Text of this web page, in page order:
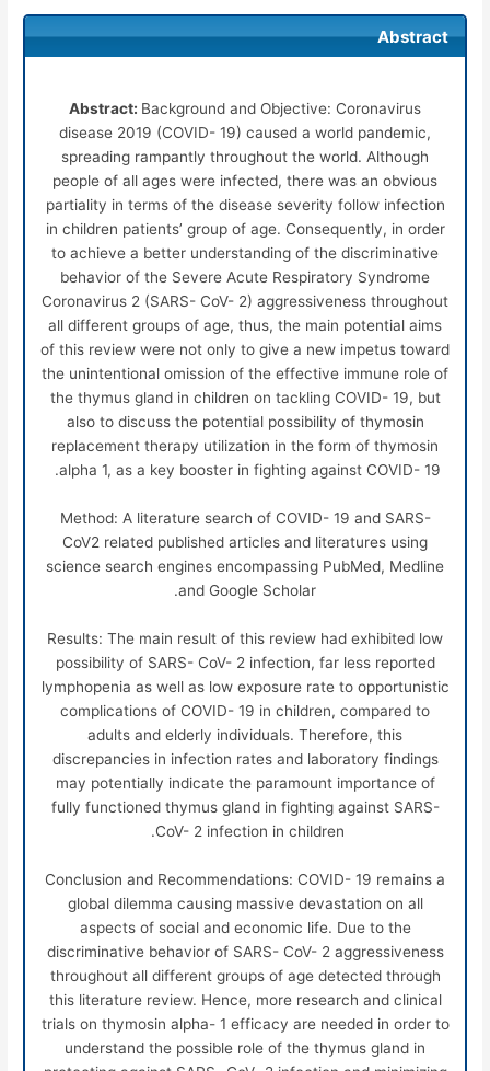
Abstract
Abstract: Background and Objective: Coronavirus
disease 2019 (COVID- 19) caused a world pandemic,
spreading rampantly throughout the world. Although
people of all ages were infected, there was an obvious
partiality in terms of the disease severity follow infection
in children patients’ group of age. Consequently, in order
to achieve a better understanding of the discriminative
behavior of the Severe Acute Respiratory Syndrome
Coronavirus 2 (SARS- CoV- 2) aggressiveness throughout
all different groups of age, thus, the main potential aims
of this review were not only to give a new impetus toward
the unintentional omission of the effective immune role of
the thymus gland in children on tackling COVID- 19, but
also to discuss the potential possibility of thymosin
replacement therapy utilization in the form of thymosin
alpha 1, as a key booster in fighting against COVID- 19.
Method: A literature search of COVID- 19 and SARS-
CoV2 related published articles and literatures using
science search engines encompassing PubMed, Medline
and Google Scholar.
Results: The main result of this review had exhibited low
possibility of SARS- CoV- 2 infection, far less reported
lymphopenia as well as low exposure rate to opportunistic
complications of COVID- 19 in children, compared to
adults and elderly individuals. Therefore, this
discrepancies in infection rates and laboratory findings
may potentially indicate the paramount importance of
fully functioned thymus gland in fighting against SARS-
CoV- 2 infection in children.
Conclusion and Recommendations: COVID- 19 remains a
global dilemma causing massive devastation on all
aspects of social and economic life. Due to the
discriminative behavior of SARS- CoV- 2 aggressiveness
throughout all different groups of age detected through
this literature review. Hence, more research and clinical
trials on thymosin alpha- 1 efficacy are needed in order to
understand the possible role of the thymus gland in